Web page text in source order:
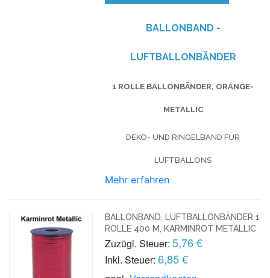
BALLONBAND -
LUFTBALLONBÄNDER
1 ROLLE BALLONBÄNDER, ORANGE-
METALLIC
DEKO- UND RINGELBAND FÜR
LUFTBALLONS
Mehr erfahren
BALLONBAND, LUFTBALLONBÄNDER 1
ROLLE 400 M, KARMINROT METALLIC
Zuzügl. Steuer: 5,76 €
Inkl. Steuer: 6,85 €